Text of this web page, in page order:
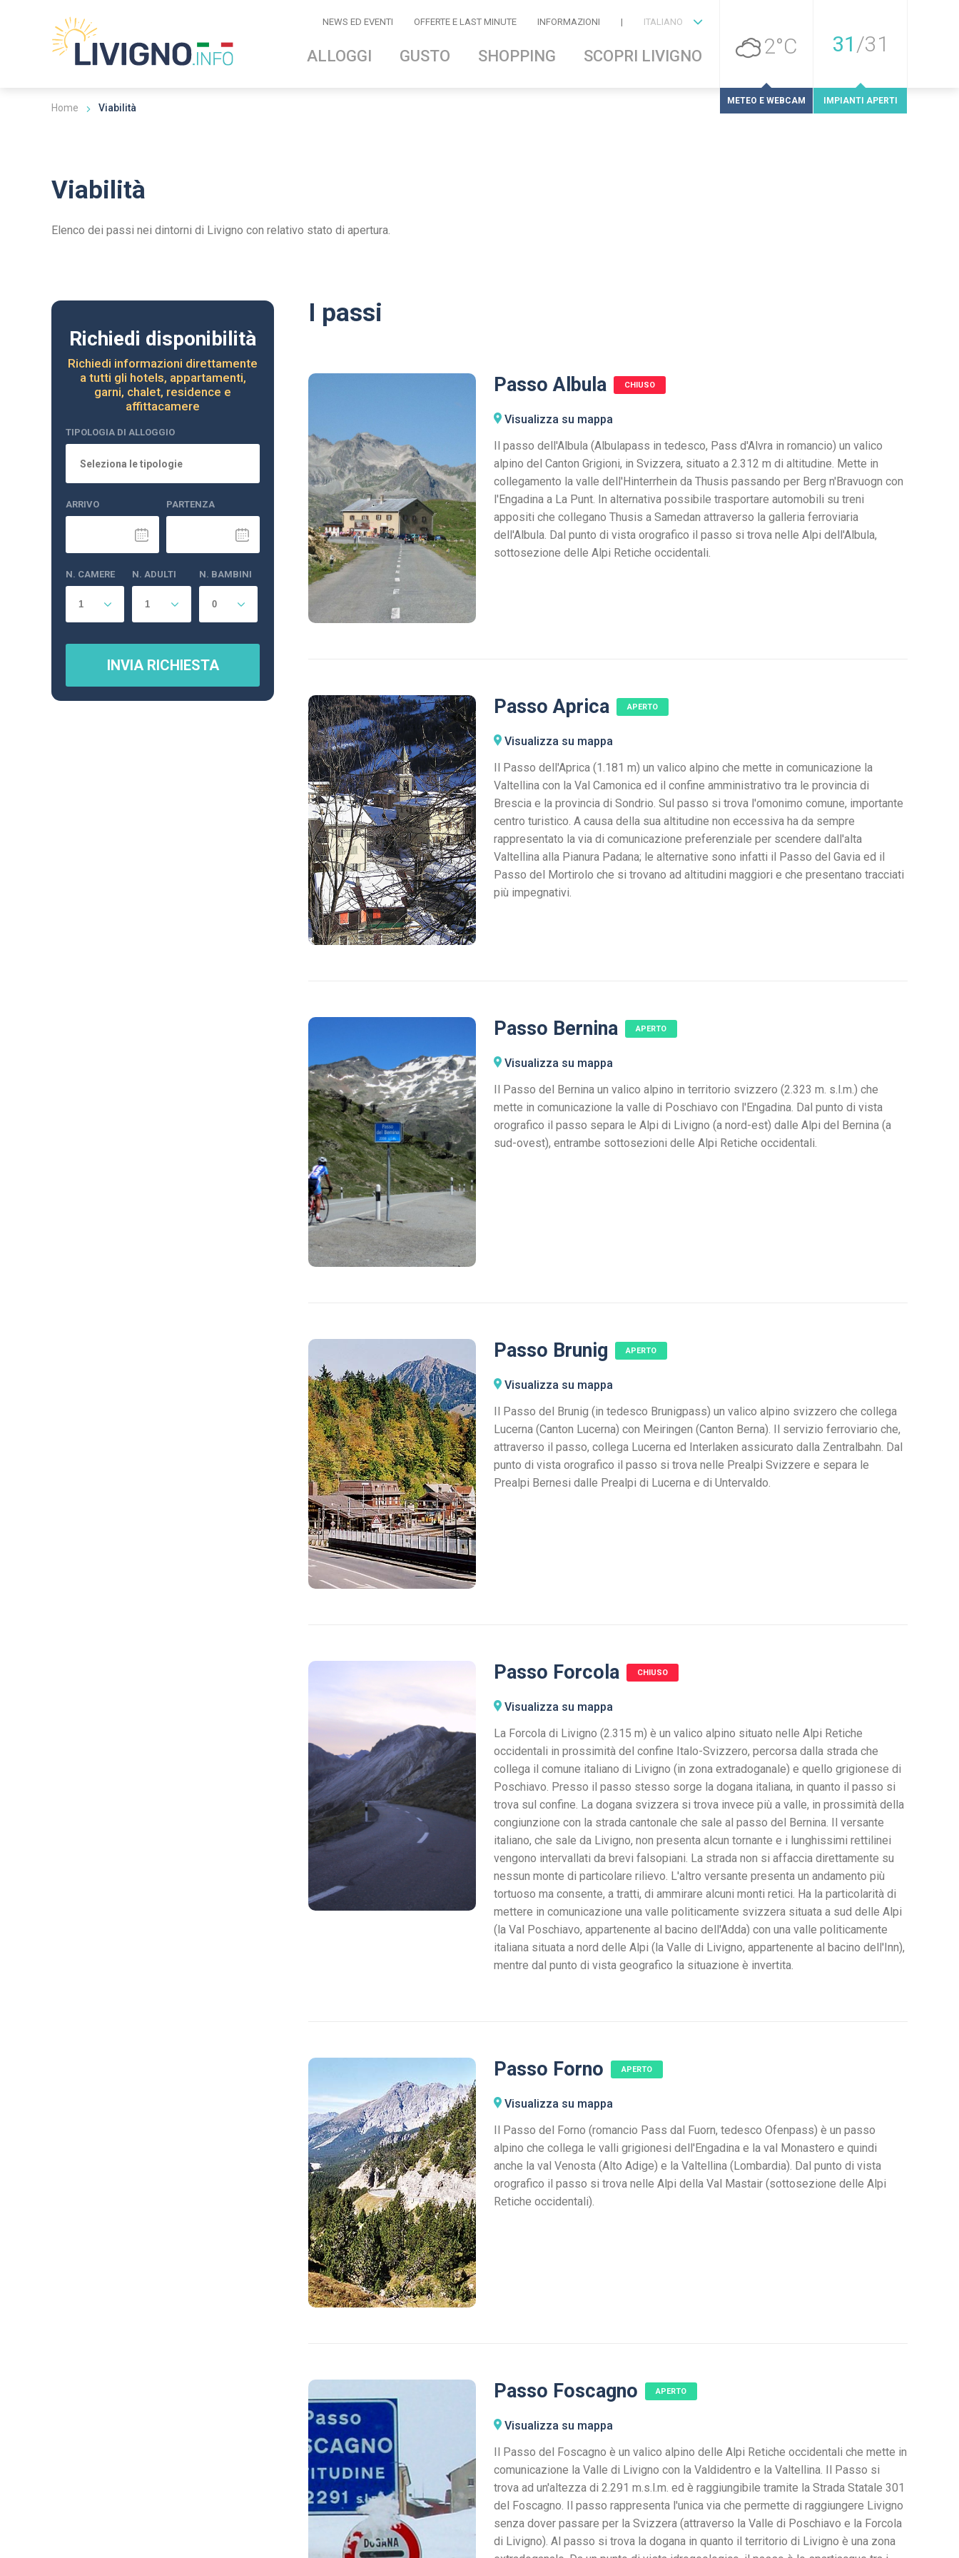
NEWS ED EVENTI OFFERTE E LAST MINUTE INFORMAZIONI | ITALIANO
ALLOGGI GUSTO SHOPPING SCOPRI LIVIGNO 2°C
METEO E WEBCAM
31 /31
IMPIANTI APERTI
Home Viabilità
Viabilità
Elenco dei passi nei dintorni di Livigno con relativo stato di apertura.
Richiedi disponibilità
Richiedi informazioni direttamente
a tutti gli hotels, appartamenti,
garni, chalet, residence e
affittacamere
TIPOLOGIA DI ALLOGGIO
Seleziona le tipologie
ARRIVO PARTENZA
N. CAMERE N. ADULTI N. BAMBINI
INVIA RICHIESTA
I passi
Passo Albula CHIUSO
Visualizza su mappa
Il passo dell'Albula (Albulapass in tedesco, Pass d'Alvra in romancio) un valico
alpino del Canton Grigioni, in Svizzera, situato a 2.312 m di altitudine. Mette in
collegamento la valle dell'Hinterrhein da Thusis passando per Berg n'Bravuogn con
l'Engadina a La Punt. In alternativa possibile trasportare automobili su treni
appositi che collegano Thusis a Samedan attraverso la galleria ferroviaria
dell'Albula. Dal punto di vista orografico il passo si trova nelle Alpi dell'Albula,
sottosezione delle Alpi Retiche occidentali.
Passo Aprica APERTO
Visualizza su mappa
Il Passo dell'Aprica (1.181 m) un valico alpino che mette in comunicazione la
Valtellina con la Val Camonica ed il confine amministrativo tra le provincia di
Brescia e la provincia di Sondrio. Sul passo si trova l'omonimo comune, importante
centro turistico. A causa della sua altitudine non eccessiva ha da sempre
rappresentato la via di comunicazione preferenziale per scendere dall'alta
Valtellina alla Pianura Padana; le alternative sono infatti il Passo del Gavia ed il
Passo del Mortirolo che si trovano ad altitudini maggiori e che presentano tracciati
più impegnativi.
Passo Bernina APERTO
Visualizza su mappa
Il Passo del Bernina un valico alpino in territorio svizzero (2.323 m. s.l.m.) che
mette in comunicazione la valle di Poschiavo con l'Engadina. Dal punto di vista
orografico il passo separa le Alpi di Livigno (a nord-est) dalle Alpi del Bernina (a
sud-ovest), entrambe sottosezioni delle Alpi Retiche occidentali.
Passo Brunig APERTO
Visualizza su mappa
Il Passo del Brunig (in tedesco Brunigpass) un valico alpino svizzero che collega
Lucerna (Canton Lucerna) con Meiringen (Canton Berna). Il servizio ferroviario che,
attraverso il passo, collega Lucerna ed Interlaken assicurato dalla Zentralbahn. Dal
punto di vista orografico il passo si trova nelle Prealpi Svizzere e separa le
Prealpi Bernesi dalle Prealpi di Lucerna e di Untervaldo.
Passo Forcola CHIUSO
Visualizza su mappa
La Forcola di Livigno (2.315 m) è un valico alpino situato nelle Alpi Retiche
occidentali in prossimità del confine Italo-Svizzero, percorsa dalla strada che
collega il comune italiano di Livigno (in zona extradoganale) e quello grigionese di
Poschiavo. Presso il passo stesso sorge la dogana italiana, in quanto il passo si
trova sul confine. La dogana svizzera si trova invece più a valle, in prossimità della
congiunzione con la strada cantonale che sale al passo del Bernina. Il versante
italiano, che sale da Livigno, non presenta alcun tornante e i lunghissimi rettilinei
vengono intervallati da brevi falsopiani. La strada non si affaccia direttamente su
nessun monte di particolare rilievo. L'altro versante presenta un andamento più
tortuoso ma consente, a tratti, di ammirare alcuni monti retici. Ha la particolarità di
mettere in comunicazione una valle politicamente svizzera situata a sud delle Alpi
(la Val Poschiavo, appartenente al bacino dell'Adda) con una valle politicamente
italiana situata a nord delle Alpi (la Valle di Livigno, appartenente al bacino dell'Inn),
mentre dal punto di vista geografico la situazione è invertita.
Passo Forno APERTO
Visualizza su mappa
Il Passo del Forno (romancio Pass dal Fuorn, tedesco Ofenpass) è un passo
alpino che collega le valli grigionesi dell'Engadina e la val Monastero e quindi
anche la val Venosta (Alto Adige) e la Valtellina (Lombardia). Dal punto di vista
orografico il passo si trova nelle Alpi della Val Mastair (sottosezione delle Alpi
Retiche occidentali).
Passo Foscagno APERTO
Visualizza su mappa
Il Passo del Foscagno è un valico alpino delle Alpi Retiche occidentali che mette in
comunicazione la Valle di Livigno con la Valdidentro e la Valtellina. Il Passo si
trova ad un'altezza di 2.291 m.s.l.m. ed è raggiungibile tramite la Strada Statale 301
del Foscagno. Il passo rappresenta l'unica via che permette di raggiungere Livigno
senza dover passare per la Svizzera (attraverso la Valle di Poschiavo e la Forcola
di Livigno). Al passo si trova la dogana in quanto il territorio di Livigno è una zona